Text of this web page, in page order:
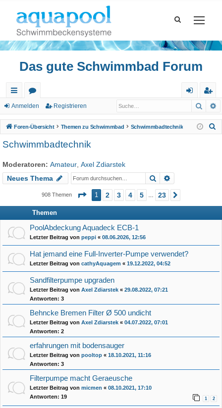
Das gute Schwimmbad Forum
ch
ne
llz
riff
or
en m
el
eg
ist
rie
Anmelden Registrieren
Foren-Übersicht Themen zu Schwimmbad Schwimmbadtechnik
Schwimmbadtechnik
Moderatoren: Amateur Axel Zdiarstek
Neues Thema
Suche
908 Themen Seite 1 von 23
1 2 3 4 5 23
Themen
PoolAbdeckung Aquadeck ECB-1
Letzter Beitrag von peppi « 08.06.2026, 12:56
Hat jemand eine Full-Inverter-Pumpe verwendet?
Letzter Beitrag von cathyAquagem « 19.12.2022, 04:52
Sandfilterpumpe upgraden
Letzter Beitrag von Axel Zdiarstek « 29.08.2022, 07:21
Antworten: 3
Behncke Bremen Filter Ø 500 undicht
Letzter Beitrag von Axel Zdiarstek « 04.07.2022, 07:01
Antworten: 2
erfahrungen mit bodensauger
Letzter Beitrag von pooltop « 18.10.2021, 11:16
Antworten: 3
Filterpumpe macht Geraeusche
Letzter Beitrag von micmen « 08.10.2021, 17:10
Antworten: 19 1 2